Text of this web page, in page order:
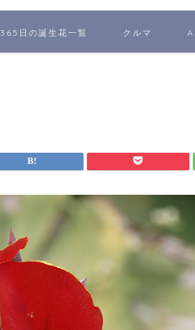
365日の誕生花一覧 クルマ